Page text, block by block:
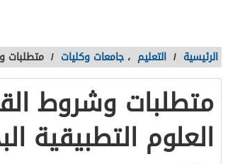
الرئيسية / التعليم ، جامعات وكليات / متطلبات
متطلبات وشروط
العلوم التطبيقية